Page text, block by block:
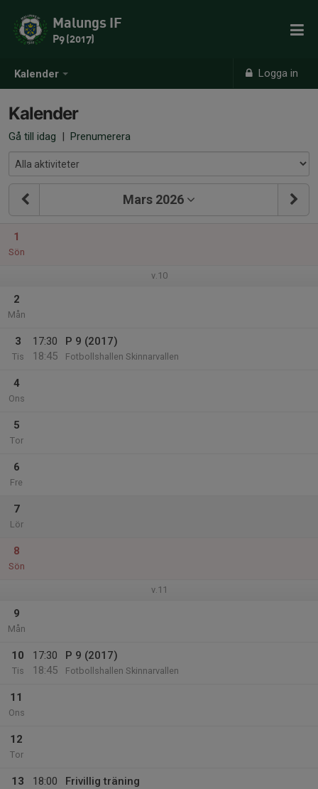
Kalender Logga in
Malungs IF
P9 (2017)
Kalender
Gå till idag | Prenumerera
Mars 2026
1
Sön
v.10
2
Mån
3
Tis
17:30
18:45
P 9 (2017)
Fotbollshallen Skinnarvallen
4
Ons
5
Tor
6
Fre
7
Lör
8
Sön
v.11
9
Mån
10
Tis
17:30
18:45
P 9 (2017)
Fotbollshallen Skinnarvallen
11
Ons
12
Tor
13
18:00
Frivillig träning